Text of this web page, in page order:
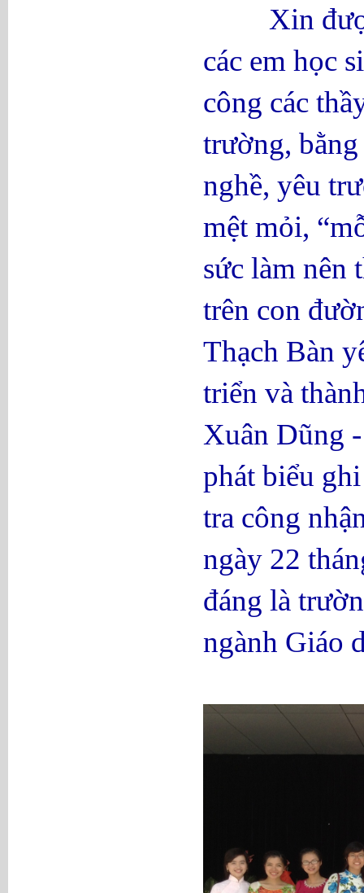
Xin được
các em học
công các
trường,
nghề, yêu
mệt mỏi,
sức làm nên
trên con
Thạch Bàn
triển và
Xuân Dũng
phát biểu
tra công
ngày 22
đáng là
ngành Giáo